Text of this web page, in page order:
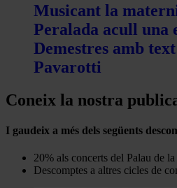
Musicant la
Peralada acull una
Demestres amb
Pavarotti
Coneix la nostra
I gaudeix a més dels següents
20% als concerts del Palau de
Descomptes a altres cicles de